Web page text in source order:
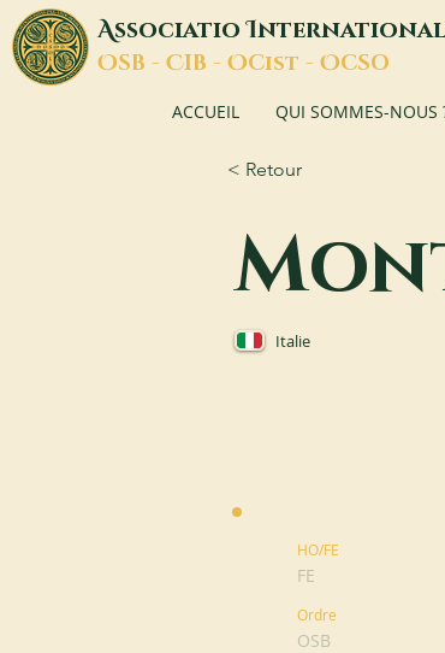
AssociatioI
OSB - CIB - OCist - OCSO
ACCUEIL QUI SOMMES-NOUS
< Retour
Italie
HO/FE
FE
Ordre
OSB